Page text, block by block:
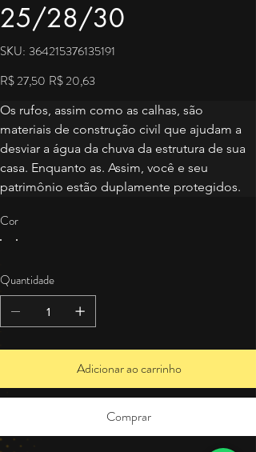
25/28/30
SKU: SKU
364215376135191
364215376135191
Preço
original
R$ 27,50 Preço
promocional
R$ 20,63
Os rufos, assim como as calhas, são
materiais de construção civil que ajudam a
desviar a água da chuva da estrutura de sua
casa. Enquanto as. Assim, você e seu
patrimônio estão duplamente protegidos.
Cor
Quantidade
Adicionar ao carrinho
Comprar